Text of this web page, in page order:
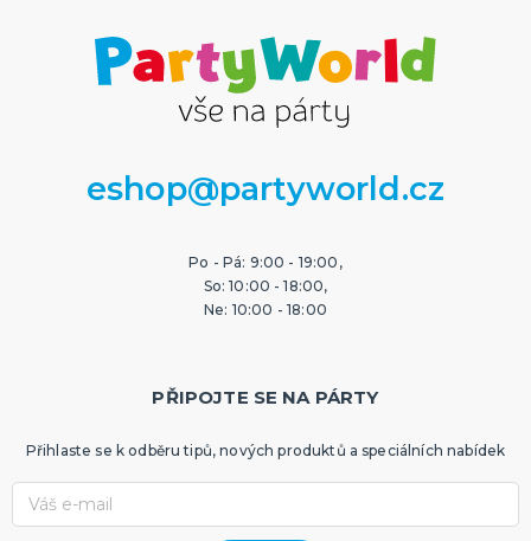
eshop@partyworld.cz
Po - Pá: 9:00 - 19:00,
So: 10:00 - 18:00,
Ne: 10:00 - 18:00
PŘIPOJTE SE NA PÁRTY
Přihlaste se k odběru tipů, nových produktů a speciálních nabídek